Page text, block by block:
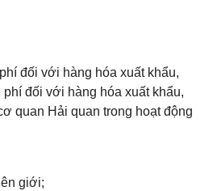
đối với hàng hóa xuất khẩu,
đối với hàng hóa xuất khẩu,
quan Hải quan trong hoạt động
giới;